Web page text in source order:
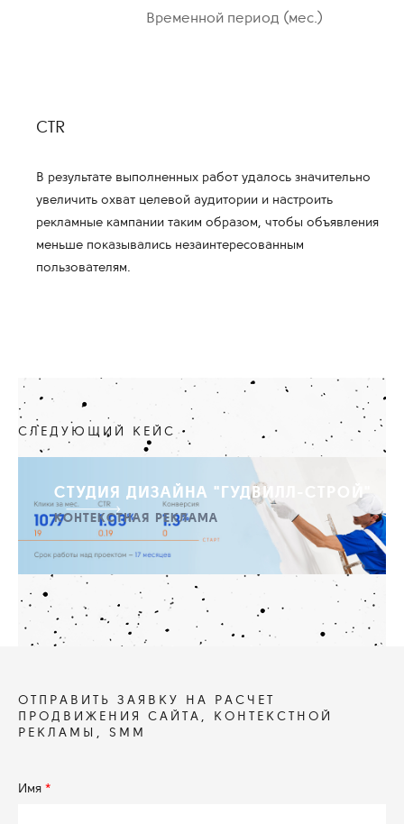
Временной период (мес.)
CTR
В результате выполненных работ удалось значительно
увеличить охват целевой аудитории и настроить
рекламные кампании таким образом, чтобы объявления
меньше показывались незаинтересованным
пользователям.
СЛЕДУЮЩИЙ КЕЙС
СТУДИЯ ДИЗАЙНА "ГУДВИЛЛ-СТРОЙ"
КОНТЕКСТНАЯ РЕКЛАМА
ОТПРАВИТЬ ЗАЯВКУ НА РАСЧЕТ
ПРОДВИЖЕНИЯ САЙТА, КОНТЕКСТНОЙ
РЕКЛАМЫ, SMM
Имя *